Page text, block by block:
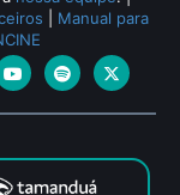
Manual para